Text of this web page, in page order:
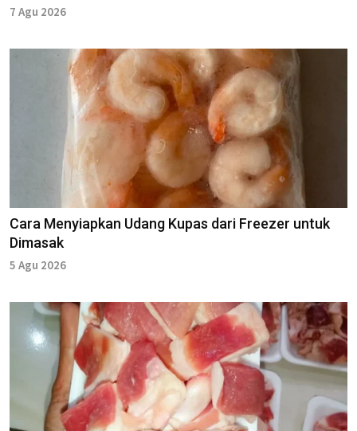
7 Agu 2026
Cara Menyiapkan Udang Kupas dari Freezer untuk
Dimasak
5 Agu 2026